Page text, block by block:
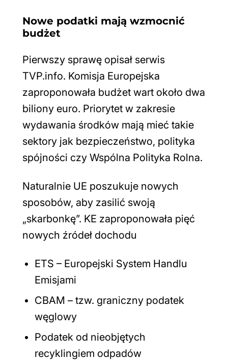
Nowe podatki mają wzmocnić
budżet
Pierwszy sprawę opisał serwis
TVP.info. Komisja Europejska
zaproponowała budżet wart około dwa
biliony euro. Priorytet w zakresie
wydawania środków mają mieć takie
sektory jak bezpieczeństwo, polityka
spójności czy Wspólna Polityka Rolna.
Naturalnie UE poszukuje nowych
sposobów, aby zasilić swoją
„skarbonkę”. KE zaproponowała pięć
nowych źródeł dochodu
ETS – Europejski System Handlu
Emisjami
CBAM – tzw. graniczny podatek
węglowy
Podatek od nieobjętych
recyklingiem odpadów